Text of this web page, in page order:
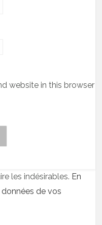
website in this browser
les indésirables. En
de vos